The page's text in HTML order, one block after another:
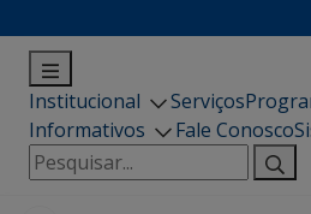
Institucional Serviços
Informativos
Fale Conosco
Pesquisar
por: